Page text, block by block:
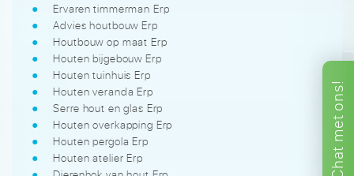
Chat
met
ons!
Ervaren timmerman Erp
Advies houtbouw Erp
Houtbouw op maat Erp
Houten bijgebouw Erp
Houten tuinhuis Erp
Houten veranda Erp
Serre hout en glas Erp
Houten overkapping Erp
Houten pergola Erp
Houten atelier Erp